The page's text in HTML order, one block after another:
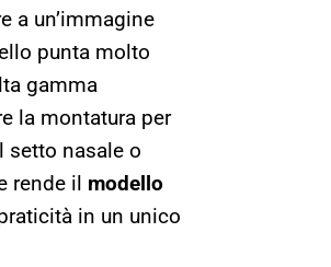
a un’immagine
punta molto
gamma
la montatura per
setto nasale o
rende il modello
in un unico